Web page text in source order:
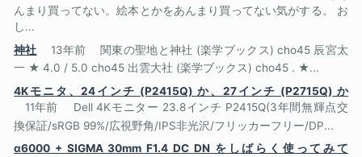
んまり買ってない。絵本とかをあんまり買ってない気がする。 お
し...
神社
13年前
関東の聖地と神社 (楽学ブックス) cho45 辰宮太
一 ★ 4.0 / 5.0 cho45 出雲大社 (楽学ブックス) cho45 . ★...
4Kモニタ、24インチ (P2415Q) か、27インチ (P2715Q) か
11年前
Dell 4Kモニター 23.8インチ P2415Q(3年間無輝点交
換保証/sRGB 99%/広視野角/IPS非光沢/フリッカーフリー/DP...
α6000 + SIGMA 30mm F1.4 DC DN をしばらく使ってみて